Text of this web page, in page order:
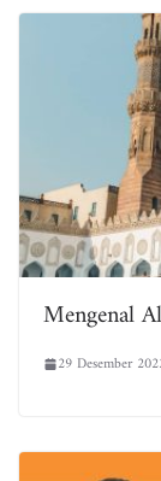
Mengenal
29 Desember